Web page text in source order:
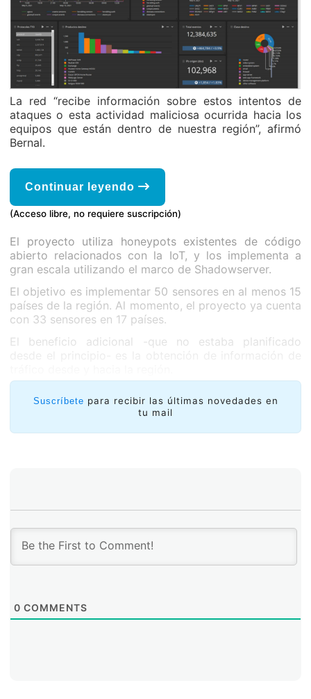
La red “recibe información sobre estos intentos de
ataques o esta actividad maliciosa ocurrida hacia los
equipos que están dentro de nuestra región”, afirmó
Bernal.
Continuar leyendo
(Acceso libre, no requiere suscripción)
El proyecto utiliza honeypots existentes de código
abierto relacionados con la IoT, y los implementa a
gran escala utilizando el marco de Shadowserver.
El objetivo es implementar 50 sensores en al menos 15
países de la región. Al momento, el proyecto ya cuenta
con 33 sensores en 17 países.
El beneficio adicional -que no estaba planificado
Suscríbete para recibir las últimas novedades en
tu mail
0 COMMENTS